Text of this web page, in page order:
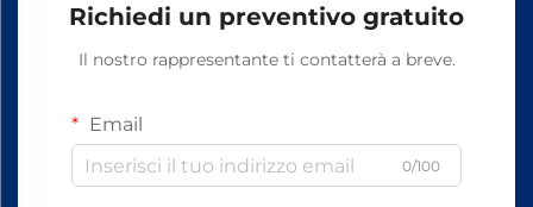
Richiedi un preventivo gratuito
Il nostro rappresentante ti contatterà a breve.
Email
0/100